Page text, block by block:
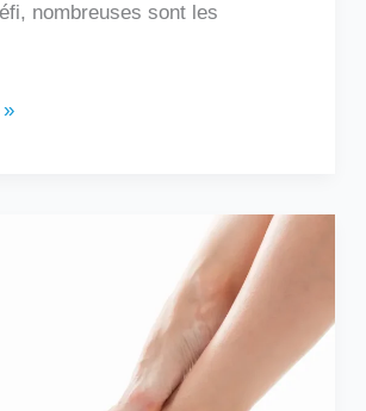
nombreuses sont les